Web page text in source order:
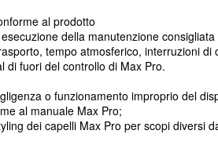
al prodotto
della manutenzione
tempo atmosferico, interruzioni di
di fuori del controllo di Max Pro.
o funzionamento improprio del
al manuale Max Pro;
dei capelli Max Pro per scopi diversi